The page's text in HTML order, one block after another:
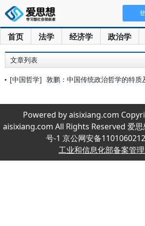
首页 法学 经济学 政治学
文章列表
[中国哲学] 敦鹏：中国传统政治哲学的特质
Powered by aisixiang.com
aisixiang.com All Rights Reserved 爱思
号-1 京公网安备
工业和信息化部备案管